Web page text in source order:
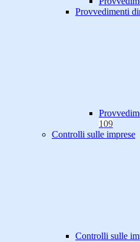
Provvedimenti
109
Controlli sulle imprese
Controlli sulle